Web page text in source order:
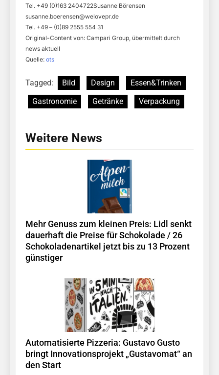
Tel. +49 (0)163 2404722Susanne Börensen
susanne.boerensen@welovepr.de
Tel. +49 – (0)89 2555 554 31
Original-Content von: Campari Group, übermittelt durch
news aktuell
Quelle: ots
Tagged: Bild Design
Essen&Trinken
Gastronomie
Getränke Verpackung
Weitere News
Mehr Genuss zum kleinen Preis: Lidl senkt
dauerhaft die Preise für Schokolade / 26
Schokoladenartikel jetzt bis zu 13 Prozent
günstiger
Automatisierte Pizzeria: Gustavo Gusto
bringt Innovationsprojekt „Gustavomat“ an
den Start